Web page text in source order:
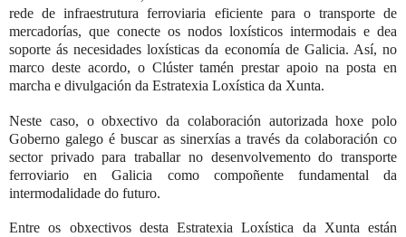
rede de infraestrutura ferroviaria eficiente para o transporte de
mercadorías, que conecte os nodos loxísticos intermodais e dea
soporte ás necesidades loxísticas da economía de Galicia. Así, no
marco deste acordo, o Clúster tamén prestar apoio na posta en
marcha e divulgación da Estratexia Loxística da Xunta.
Neste caso, o obxectivo da colaboración autorizada hoxe polo
Goberno galego é buscar as sinerxías a través da colaboración co
sector privado para traballar no desenvolvemento do transporte
ferroviario en Galicia como compoñente fundamental da
intermodalidade do futuro.
Entre os obxectivos desta Estratexia Loxística da Xunta están